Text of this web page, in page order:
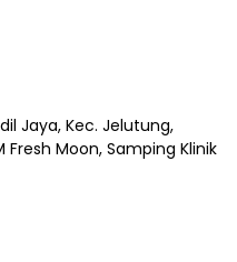
Jaya, Kec. Jelutung,
Moon, Samping Klinik